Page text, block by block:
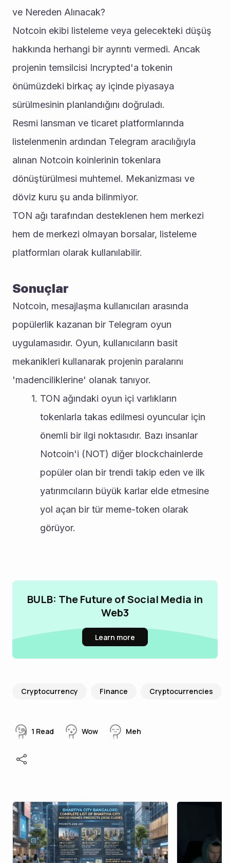
ve Nereden Alınacak?
Notcoin ekibi listeleme veya gelecekteki düşüş
hakkında herhangi bir ayrıntı vermedi. Ancak
projenin temsilcisi Incrypted'a tokenin
önümüzdeki birkaç ay içinde piyasaya
sürülmesinin planlandığını doğruladı.
Resmi lansman ve ticaret platformlarında
listelenmenin ardından Telegram aracılığıyla
alınan Notcoin koinlerinin tokenlara
dönüştürülmesi muhtemel. Mekanizması ve
döviz kuru şu anda bilinmiyor.
TON ağı tarafından desteklenen hem merkezi
hem de merkezi olmayan borsalar, listeleme
platformları olarak kullanılabilir.
Sonuçlar
Notcoin, mesajlaşma kullanıcıları arasında
popülerlik kazanan bir Telegram oyun
uygulamasıdır. Oyun, kullanıcıların basit
mekanikleri kullanarak projenin paralarını
'madenciliklerine' olanak tanıyor.
TON ağındaki oyun içi varlıkların
tokenlarla takas edilmesi oyuncular için
önemli bir ilgi noktasıdır. Bazı insanlar
Notcoin'i (NOT) diğer blockchainlerde
popüler olan bir trendi takip eden ve ilk
yatırımcıların büyük karlar elde etmesine
yol açan bir tür meme-token olarak
görüyor.
BULB: The Future of Social Media in
Web3
Learn more
Cryptocurrency Finance Cryptocurrencies
1 Read Wow Meh